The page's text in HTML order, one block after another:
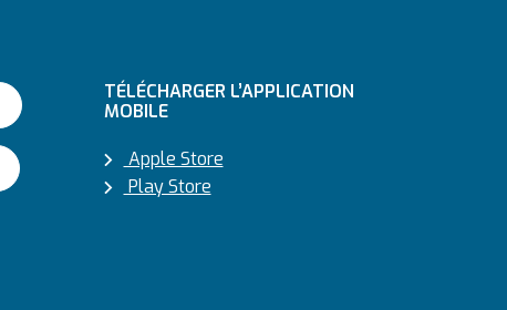
TÉLÉCHARGER L’APPLICATION
MOBILE
Apple Store
Play Store